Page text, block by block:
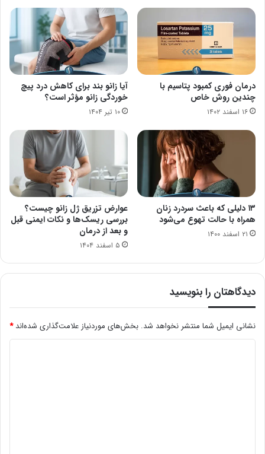
درمان فوری کمبود پتاسیم با
چندین روش خاص
۱۶ اسفند ۱۴۰۲
آیا زانو بند برای کاهش درد پیچ
خوردگی زانو مؤثر است؟
۱۰ تیر ۱۴۰۴
۱۳ دلیلی که باعث سردرد زنان
همراه با حالت تهوع می‌شود
۲۱ اسفند ۱۴۰۰
عوارض تزریق ژل زانو چیست؟
بررسی ریسک‌ها و نکات ایمنی قبل
و بعد از درمان
۵ اسفند ۱۴۰۴
دیدگاهتان را بنویسید
نشانی ایمیل شما منتشر نخواهد شد. بخش‌های موردنیاز علامت‌گذاری شده‌اند*